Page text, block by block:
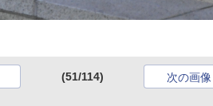
(51/114) 次の画像